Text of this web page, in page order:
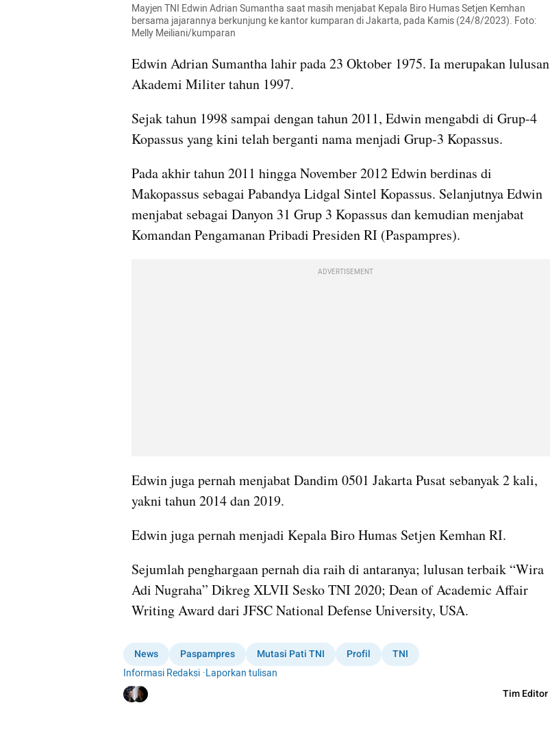
Mayjen TNI Edwin Adrian Sumantha saat masih menjabat Kepala Biro Humas Setjen Kemhan
bersama jajarannya berkunjung ke kantor kumparan di Jakarta, pada Kamis (24/8/2023). Foto:
Melly Meiliani/kumparan
Edwin Adrian Sumantha lahir pada 23 Oktober 1975. Ia merupakan lulusan
Akademi Militer tahun 1997.
Sejak tahun 1998 sampai dengan tahun 2011, Edwin mengabdi di Grup-4
Kopassus yang kini telah berganti nama menjadi Grup-3 Kopassus.
Pada akhir tahun 2011 hingga November 2012 Edwin berdinas di
Makopassus sebagai Pabandya Lidgal Sintel Kopassus. Selanjutnya Edwin
menjabat sebagai Danyon 31 Grup 3 Kopassus dan kemudian menjabat
Komandan Pengamanan Pribadi Presiden RI (Paspampres).
ADVERTISEMENT
Edwin juga pernah menjabat Dandim 0501 Jakarta Pusat sebanyak 2 kali,
yakni tahun 2014 dan 2019.
Edwin juga pernah menjadi Kepala Biro Humas Setjen Kemhan RI.
Sejumlah penghargaan pernah dia raih di antaranya; lulusan terbaik “Wira
Adi Nugraha” Dikreg XLVII Sesko TNI 2020; Dean of Academic Affair
Writing Award dari JFSC National Defense University, USA.
News Paspampres Mutasi Pati TNI Profil
TNI
Informasi Redaksi ·Laporkan tulisan
Tim Editor